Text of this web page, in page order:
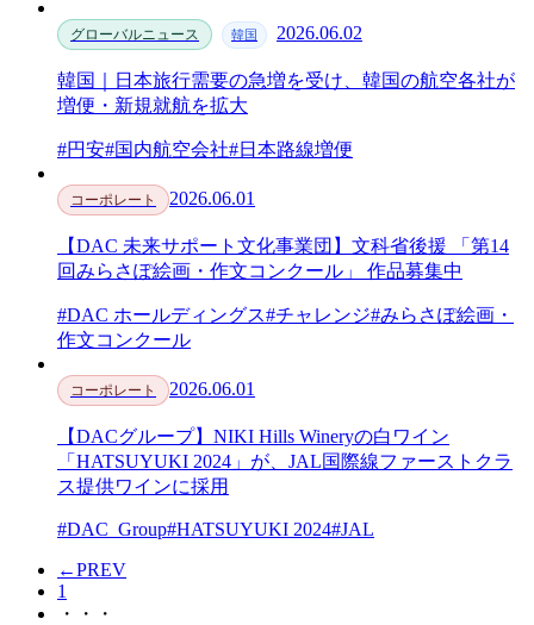
グローバルニュース 韓国 2026.06.02
韓国｜日本旅行需要の急増を受け、韓国の航空各社が
増便・新規就航を拡大
#円安#国内航空会社#日本路線増便
コーポレート 2026.06.01
【DAC 未来サポート文化事業団】文科省後援 「第14
回みらさぽ絵画・作文コンクール」 作品募集中
#DAC ホールディングス#チャレンジ#みらさぽ絵画・
作文コンクール
コーポレート 2026.06.01
【DACグループ】NIKI Hills Wineryの白ワイン
「HATSUYUKI 2024」が、JAL国際線ファーストクラ
ス提供ワインに採用
#DAC_Group#HATSUYUKI 2024#JAL
←PREV
1
・・・